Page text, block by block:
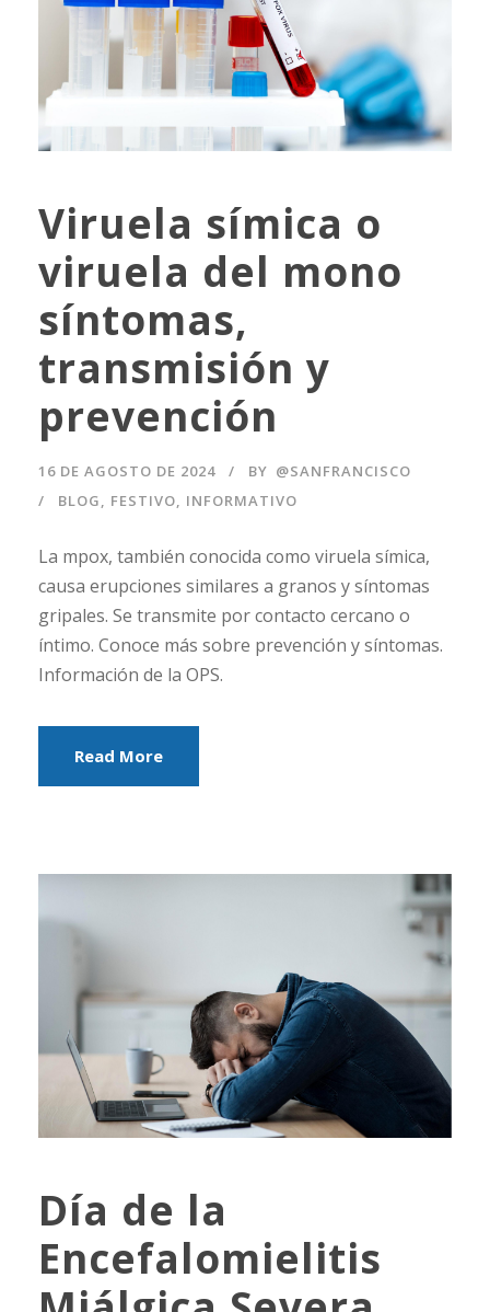
Viruela símica o
viruela del mono
síntomas,
transmisión y
prevención
16 DE AGOSTO DE 2024 BY @SANFRANCISCO
BLOG, FESTIVO, INFORMATIVO
La mpox, también conocida como viruela símica,
causa erupciones similares a granos y síntomas
gripales. Se transmite por contacto cercano o
íntimo. Conoce más sobre prevención y síntomas.
Información de la OPS.
Read More
Día de la
Encefalomielitis